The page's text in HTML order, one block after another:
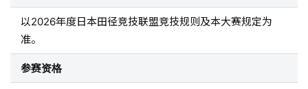
以2026年度日本田径竞技联盟竞技规则及本大赛规定为
准。
参赛资格